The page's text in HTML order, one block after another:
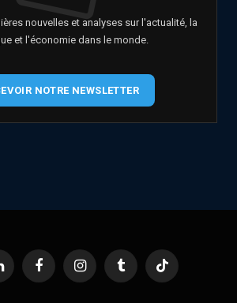
nouvelles et analyses sur l'actualité, la
et l'économie dans le monde.
NOTRE NEWSLETTER
FacebookInstagramTumblr TikTok